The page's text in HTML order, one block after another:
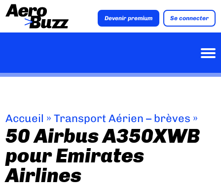
Devenir premium Se connecter
Accueil »Transport Aérien – brèves »
50 Airbus A350XWB
pour Emirates
Airlines